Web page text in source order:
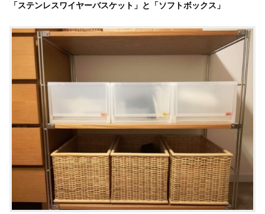
「ステンレスワイヤーバスケット」と「ソフトボックス」